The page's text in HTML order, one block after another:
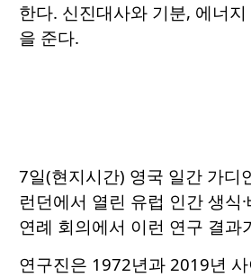
한다. 신진대사와 기분, 에너
을 준다.
7일(현지시간) 영국 일간 가디
런던에서 열린 유럽 인간 생식·
연례 회의에서 이런 연구 결과
연구진은 1972년과 2019년